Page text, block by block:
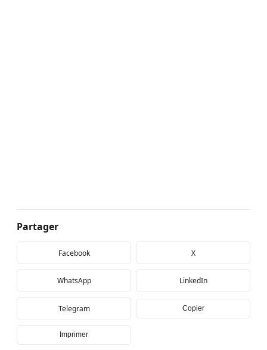
Partager
Facebook X
WhatsApp LinkedIn
Telegram Copier
Imprimer